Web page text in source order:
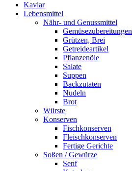
Kaviar
Lebensmittel
Nähr- und Genussmittel
Gemüsezubereitungen
Grützen, Brei
Getreideartikel
Pflanzenöle
Salate
Suppen
Backzutaten
Nudeln
Brot
Würste
Konserven
Fischkonserven
Fleischkonserven
Fertige Gerichte
Soßen / Gewürze
Senf